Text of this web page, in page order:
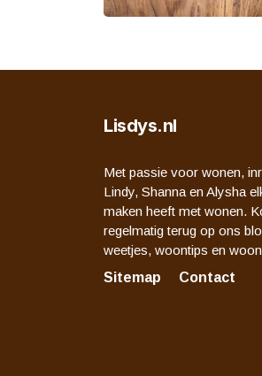
Lisdys.nl
Met passie voor wonen,
Lindy, Shanna en Alysha
maken heeft met wonen.
regelmatig terug op ons
weetjes, woontips en
Sitemap
Contact